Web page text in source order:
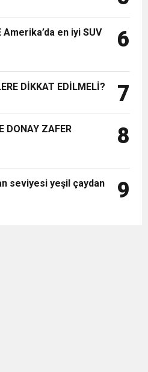
Amerika’da en iyi SUV
6
DİKKAT EDİLMELİ? 7
DONAY ZAFER
8
seviyesi yeşil çaydan
9